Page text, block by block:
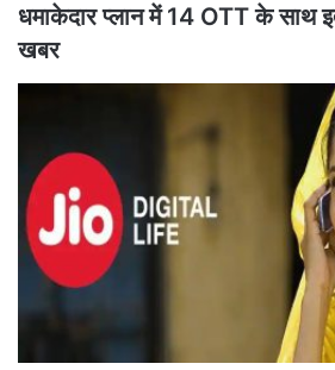
धमाकेदार प्लान में 14 OTT के साथ
खबर